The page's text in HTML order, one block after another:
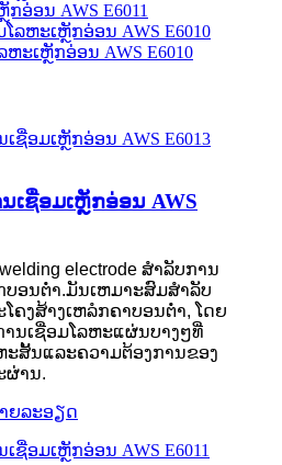
ກອ່ອນ AWS E6011
ຫະເຫຼັກອ່ອນ AWS E6010
ນເຊື່ອມເຫຼັກອ່ອນ AWS
electrode ສໍາລັບການ
ບອນຕ່ໍາ.ມັນເຫມາະສົມສໍາລັບ
ຄງສ້າງເຫລໍກຄາບອນຕ່ໍາ, ໂດຍ
ານເຊື່ອມໂລຫະແຜ່ນບາງໆທີ່
ະສັ້ນແລະຄວາມຕ້ອງການຂອງ
ຜ່ານ.
ຍລະອຽດ